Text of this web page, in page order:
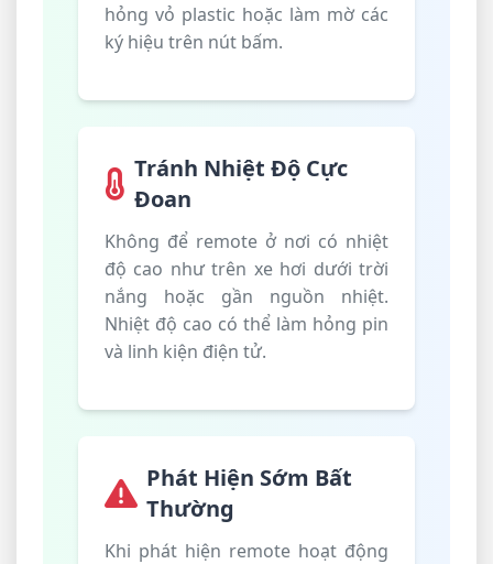
hỏng vỏ plastic hoặc làm mờ các
ký hiệu trên nút bấm.
Tránh Nhiệt Độ Cực
Đoan
Không để remote ở nơi có nhiệt
độ cao như trên xe hơi dưới trời
nắng hoặc gần nguồn nhiệt.
Nhiệt độ cao có thể làm hỏng pin
và linh kiện điện tử.
Phát Hiện Sớm Bất
Thường
Khi phát hiện remote hoạt động